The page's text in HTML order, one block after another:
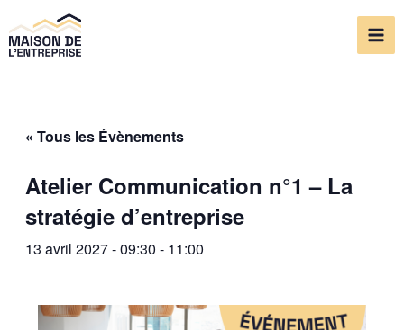
au
contenu
« Tous les Évènements
Atelier Communication n°1 – La
stratégie d’entreprise
13 avril 2027 - 09:30 - 11:00